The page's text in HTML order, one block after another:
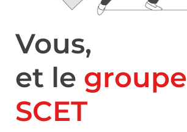
Vous,
et le groupe
SCET